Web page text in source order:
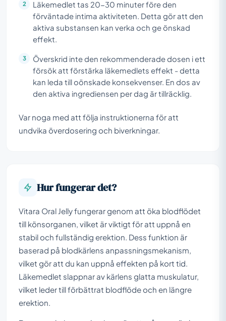
Läkemedlet tas 20-30 minuter före den
förväntade intima aktiviteten. Detta gör att den
aktiva substansen kan verka och ge önskad
effekt.
Överskrid inte den rekommenderade dosen i ett
försök att förstärka läkemedlets effekt - detta
kan leda till oönskade konsekvenser. En dos av
den aktiva ingrediensen per dag är tillräcklig.
Var noga med att följa instruktionerna för att
undvika överdosering och biverkningar.
Hur fungerar det?
Vitara Oral Jelly fungerar genom att öka blodflödet
till könsorganen, vilket är viktigt för att uppnå en
stabil och fullständig erektion. Dess funktion är
baserad på blodkärlens anpassningsmekanism,
vilket gör att du kan uppnå effekten på kort tid.
Läkemedlet slappnar av kärlens glatta muskulatur,
vilket leder till förbättrat blodflöde och en längre
erektion.